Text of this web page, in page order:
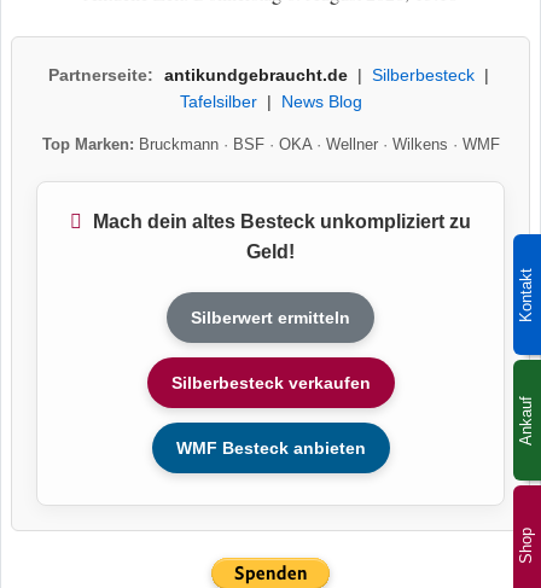
Shop
Kontakt
Ankauf
Partnerseite: antikundgebraucht.de| Silberbesteck|
Tafelsilber| News Blog
Top Marken: Bruckmann· BSF· OKA· Wellner· Wilkens · WMF
Mach dein altes Besteck unkompliziert zu
Geld!
Silberwert ermitteln
Silberbesteck verkaufen
WMF Besteck anbieten